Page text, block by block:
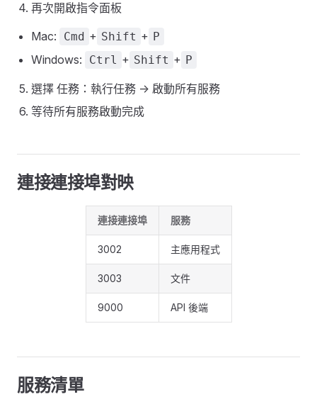
再次開啟指令面板
Mac:
Cmd + Shift + P
Windows: Ctrl + Shift + P
選擇 任務：執行任務 -> 啟動所有服務
等待所有服務啟動完成
連接連接埠對映
連接連接埠 服務
3002 主應用程式
3003 文件
9000 API 後端
服務清單